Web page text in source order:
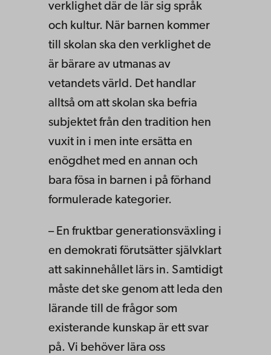
verklighet där de lär sig språk
och kultur. När barnen kommer
till skolan ska den verklighet de
är bärare av utmanas av
vetandets värld. Det handlar
alltså om att skolan ska befria
subjektet från den tradition hen
vuxit in i men inte ersätta en
enögdhet med en annan och
bara fösa in barnen i på förhand
formulerade kategorier.
– En fruktbar generationsväxling i
en demokrati förutsätter självklart
att sakinnehållet lärs in. Samtidigt
måste det ske genom att leda den
lärande till de frågor som
existerande kunskap är ett svar
på. Vi behöver lära oss